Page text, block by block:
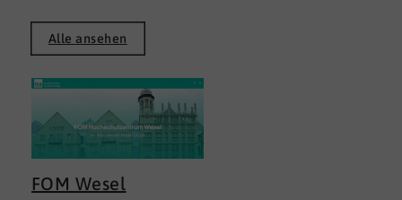
Alle ansehen
FOM Wesel